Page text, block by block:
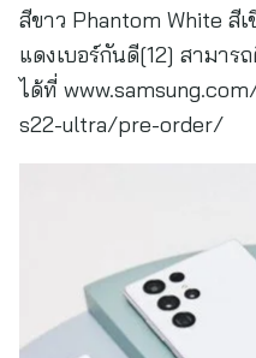
สีขาว Phantom White สี
แดงเบอร์กันดี[12] สามาร
ได้ที่
s22-ultra/pre-order/